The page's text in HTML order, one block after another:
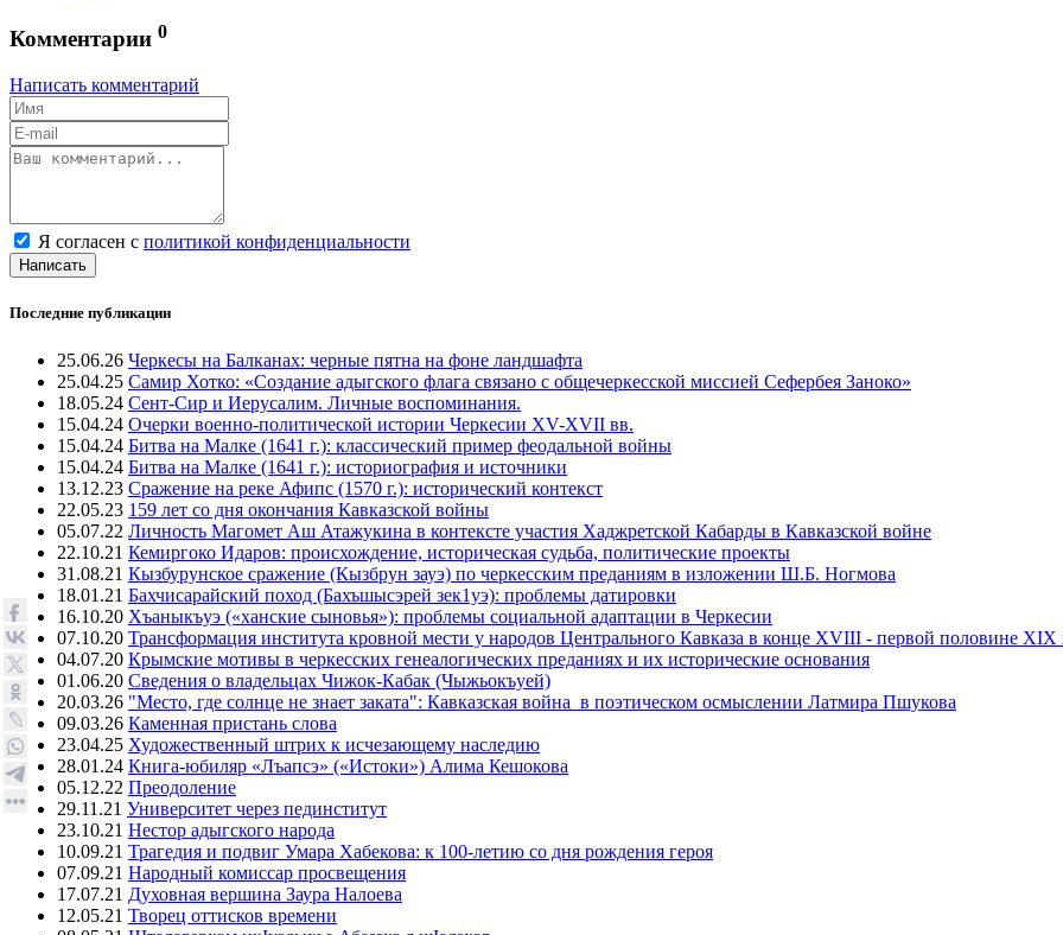
Комментарии 0
Написать комментарий
Я согласен с политикой конфиденциальности
Написать
Последние публикации
25.06.26 Черкесы на Балканах: черные пятна на фоне ландшафта
25.04.25 Самир Хотко: «Создание адыгского флага связано с общечеркесской миссией Сефербея Заноко»
18.05.24 Сент-Сир и Иерусалим. Личные воспоминания.
15.04.24 Очерки военно-политической истории Черкесии XV-XVII вв.
15.04.24 Битва на Малке (1641 г.): классический пример феодальной войны
15.04.24 Битва на Малке (1641 г.): историография и источники
13.12.23 Сражение на реке Афипс (1570 г.): исторический контекст
22.05.23 159 лет со дня окончания Кавказской войны
05.07.22 Личность Магомет Аш Атажукина в контексте участия Хаджретской Кабарды в Кавказской войне
22.10.21 Кемиргоко Идаров: происхождение, историческая судьба, политические проекты
31.08.21 Кызбурунское сражение (Кызбрун зауэ) по черкесским преданиям в изложении Ш.Б. Ногмова
18.01.21 Бахчисарайский поход (Бахъшысэрей зек1уэ): проблемы датировки
16.10.20 Хъаныкъуэ («ханские сыновья»): проблемы социальной адаптации в Черкесии
07.10.20 Трансформация института кровной мести у народов Центрального Кавказа в конце XVIII - первой половине
04.07.20 Крымские мотивы в черкесских генеалогических преданиях и их исторические основания
01.06.20 Сведения о владельцах Чижок-Кабак (Чыжьокъуей)
20.03.26 "Место, где солнце не знает заката": Кавказская война в поэтическом осмыслении Латмира Пшукова
09.03.26 Каменная пристань слова
23.04.25 Художественный штрих к исчезающему наследию
28.01.24 Книга-юбиляр «Лъапсэ» («Истоки») Алима Кешокова
05.12.22 Преодоление
29.11.21 Университет через пединститут
23.10.21 Нестор адыгского народа
10.09.21 Трагедия и подвиг Умара Хабекова: к 100-летию со дня рождения героя
07.09.21 Народный комиссар просвещения
17.07.21 Духовная вершина Заура Налоева
12.05.21 Творец оттисков времени